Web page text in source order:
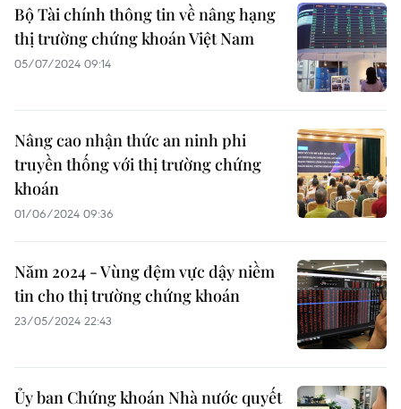
Bộ Tài chính thông tin về nâng hạng
thị trường chứng khoán Việt Nam
05/07/2024 09:14
Nâng cao nhận thức an ninh phi
truyền thống với thị trường chứng
khoán
01/06/2024 09:36
Năm 2024 - Vùng đệm vực dậy niềm
tin cho thị trường chứng khoán
23/05/2024 22:43
Ủy ban Chứng khoán Nhà nước quyết